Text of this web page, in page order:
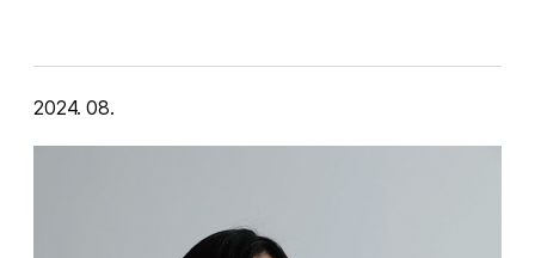
2024. 08.